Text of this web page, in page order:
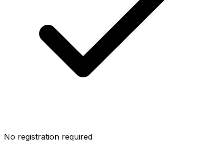
No registration required